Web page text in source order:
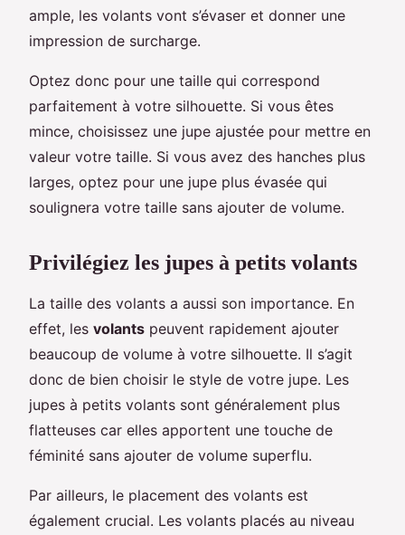
ample, les volants vont s’évaser et donner une
impression de surcharge.
Optez donc pour une taille qui correspond
parfaitement à votre silhouette. Si vous êtes
mince, choisissez une jupe ajustée pour mettre en
valeur votre taille. Si vous avez des hanches plus
larges, optez pour une jupe plus évasée qui
soulignera votre taille sans ajouter de volume.
Privilégiez les jupes à petits volants
La taille des volants a aussi son importance. En
effet, les volants peuvent rapidement ajouter
beaucoup de volume à votre silhouette. Il s’agit
donc de bien choisir le style de votre jupe. Les
jupes à petits volants sont généralement plus
flatteuses car elles apportent une touche de
féminité sans ajouter de volume superflu.
Par ailleurs, le placement des volants est
également crucial. Les volants placés au niveau